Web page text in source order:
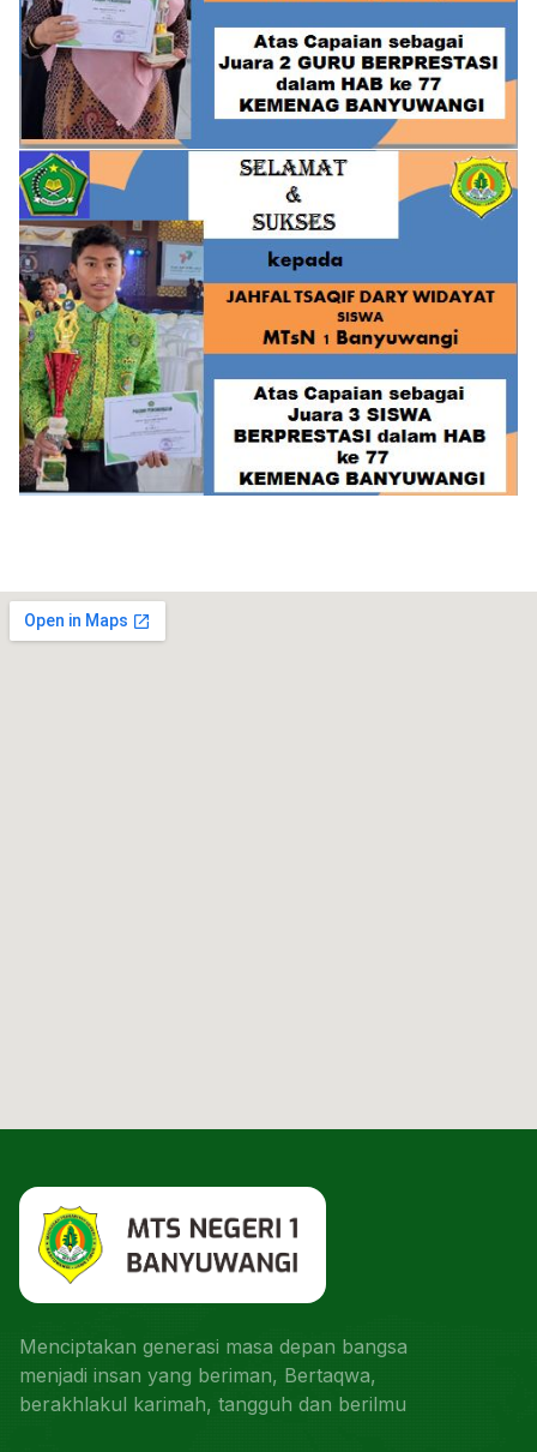
Menciptakan generasi masa depan bangsa
menjadi insan yang beriman, Bertaqwa,
berakhlakul karimah, tangguh dan berilmu